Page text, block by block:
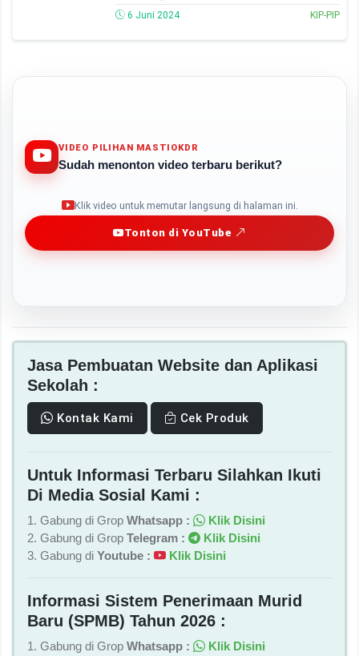
6 Juni 2024 KIP-PIP
VIDEO PILIHAN MASTIOKDR
Sudah menonton video terbaru berikut?
Klik video untuk memutar langsung di halaman ini.
Tonton di YouTube
Jasa Pembuatan Website dan Aplikasi
Sekolah :
Kontak Kami Cek Produk
Untuk Informasi Terbaru Silahkan Ikuti
Di Media Sosial Kami :
1. Gabung di Grop Whatsapp :
Klik Disini
2. Gabung di Grop Telegram :
Klik Disini
3. Gabung di Youtube : Klik Disini
Informasi Sistem Penerimaan Murid
Baru (SPMB) Tahun 2026 :
1. Gabung di Grop Whatsapp :
Klik Disini